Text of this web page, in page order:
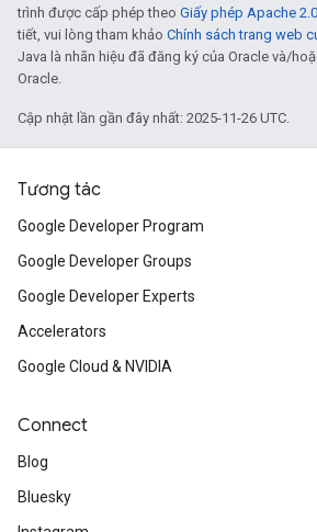
trình được cấp phép theo Giấy phép Apache 2.0
tiết, vui lòng tham khảo Chính sách trang web
Java là nhãn hiệu đã đăng ký của Oracle và/
Oracle.
Cập nhật lần gần đây nhất: 2025-11-26 UTC.
Tương tác
Google Developer Program
Google Developer Groups
Google Developer Experts
Accelerators
Google Cloud & NVIDIA
Connect
Blog
Bluesky